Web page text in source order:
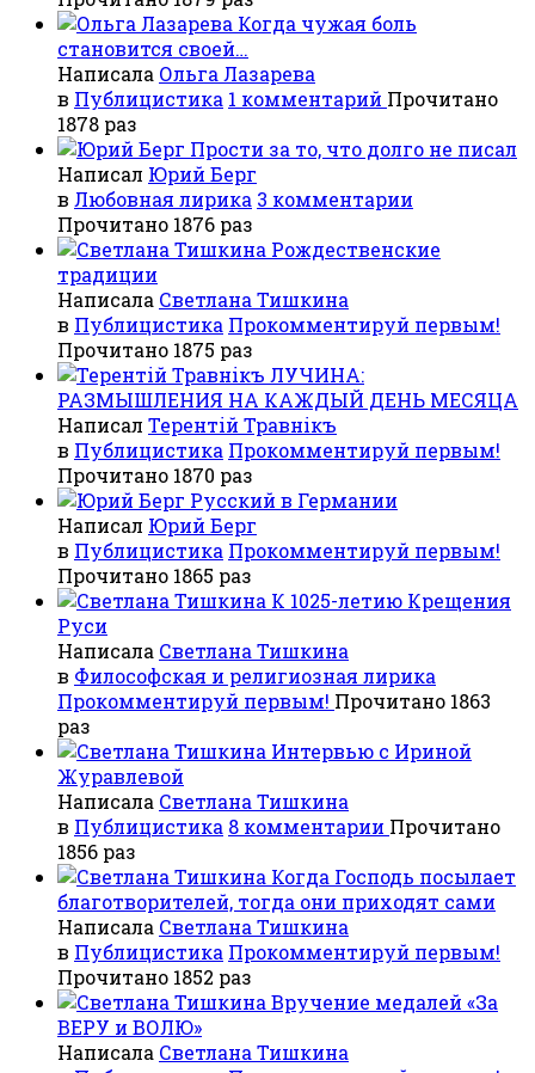
Когда чужая боль
становится своей…
Написала Ольга Лазарева
в Публицистика 1 комментарий Прочитано
1878 раз
Прости за то, что долго не писал
Написал Юрий Берг
в Любовная лирика 3 комментарии
Прочитано 1876 раз
Рождественские
традиции
Написала Светлана Тишкина
в Публицистика Прокомментируй первым!
Прочитано 1875 раз
ЛУЧИНА:
РАЗМЫШЛЕНИЯ НА КАЖДЫЙ ДЕНЬ МЕСЯЦА
Написал Терентiй Травнiкъ
в Публицистика Прокомментируй первым!
Прочитано 1870 раз
Русский в Германии
Написал Юрий Берг
в Публицистика Прокомментируй первым!
Прочитано 1865 раз
К 1025-летию Крещения
Руси
Написала Светлана Тишкина
в Философская и религиозная лирика
Прокомментируй первым! Прочитано 1863
раз
Интервью с Ириной
Журавлевой
Написала Светлана Тишкина
в Публицистика 8 комментарии Прочитано
1856 раз
Когда Господь посылает
благотворителей, тогда они приходят сами
Написала Светлана Тишкина
в Публицистика Прокомментируй первым!
Прочитано 1852 раз
Вручение медалей «За
ВЕРУ и ВОЛЮ»
Написала Светлана Тишкина